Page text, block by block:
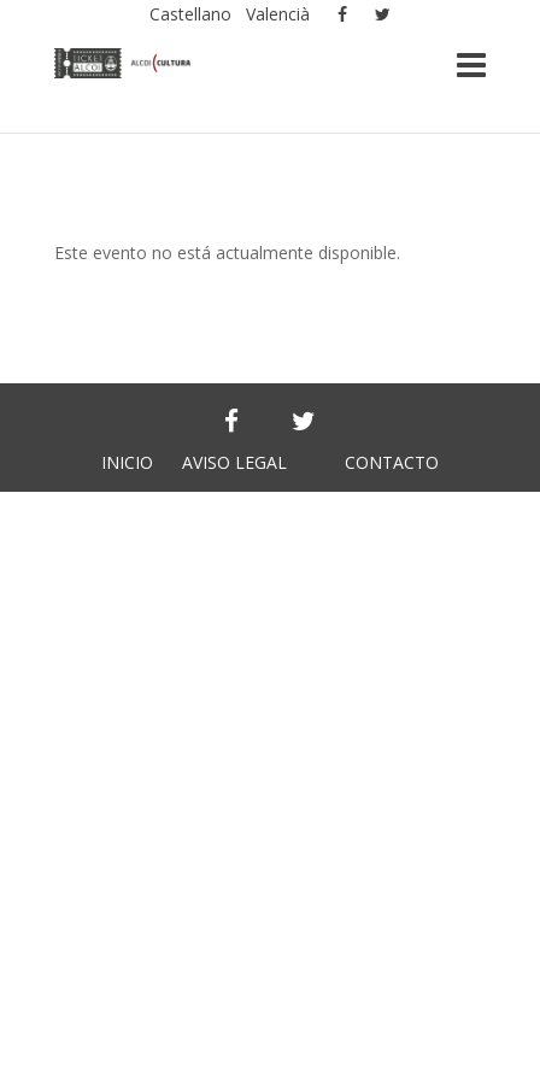
Castellano Valencià
Este evento no está actualmente disponible.
INICIO AVISO LEGAL CONTACTO